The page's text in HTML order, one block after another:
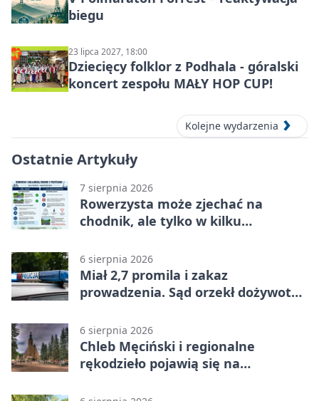
biegu
23 lipca 2027, 18:00
Dziecięcy folklor z Podhala - góralski
koncert zespołu MAŁY HOP CUP!
Kolejne wydarzenia
Ostatnie Artykuły
7 sierpnia 2026
Rowerzysta może zjechać na
chodnik, ale tylko w kilku
6 sierpnia 2026
Miał 2,7 promila i zakaz
prowadzenia. Sąd orzekł dożywotni
6 sierpnia 2026
Chleb Męciński i regionalne
rękodzieło pojawią się na